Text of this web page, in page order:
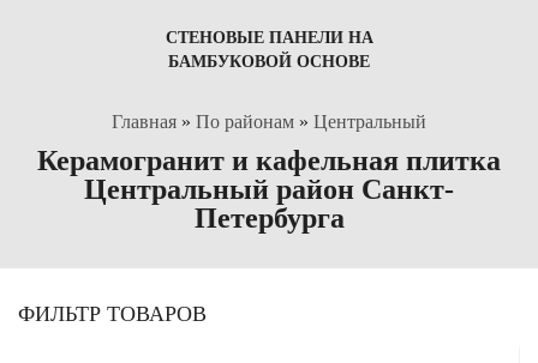
СТЕНОВЫЕ ПАНЕЛИ НА
БАМБУКОВОЙ ОСНОВЕ
Главная » По районам » Центральный
Керамогранит и кафельная плитка
Центральный район Санкт-
Петербурга
ФИЛЬТР ТОВАРОВ